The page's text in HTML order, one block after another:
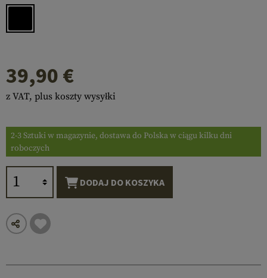
39,90 €
z VAT, plus koszty wysyłki
2-3 Sztuki w magazynie, dostawa do Polska w ciągu kilku dni
roboczych
DODAJ DO KOSZYKA